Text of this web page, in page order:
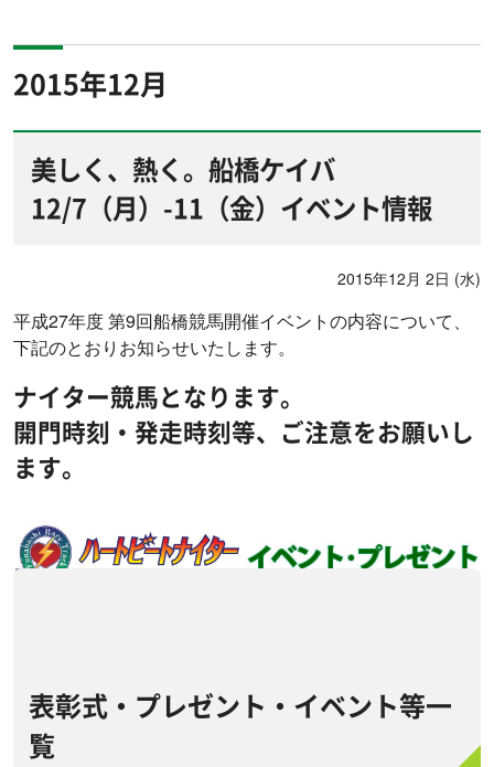
2015年12月
美しく、熱く。船橋ケイバ
12/7（月）-11（金）イベント情報
2015年12月 2日 (水)
平成27年度 第9回船橋競馬開催イベントの内容について、
下記のとおりお知らせいたします。
ナイター競馬となります。
開門時刻・発走時刻等、ご注意をお願いし
ます。
表彰式・プレゼント・イベント等一
覧